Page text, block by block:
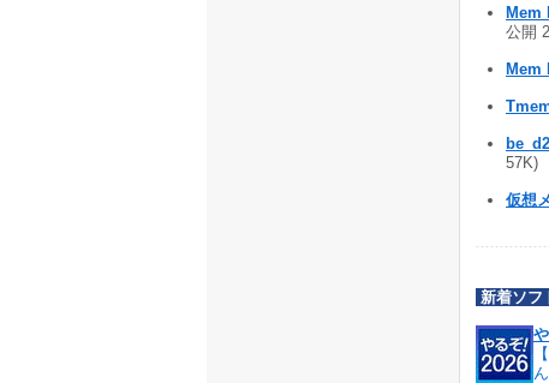
Mem
公開
Mem
57K)
仮想
新着ソフ